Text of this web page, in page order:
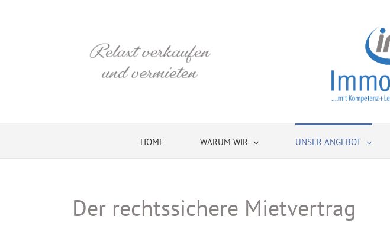
HOME WARUM WIR UNSER ANGEBOT
Der rechtssichere Mietvertrag